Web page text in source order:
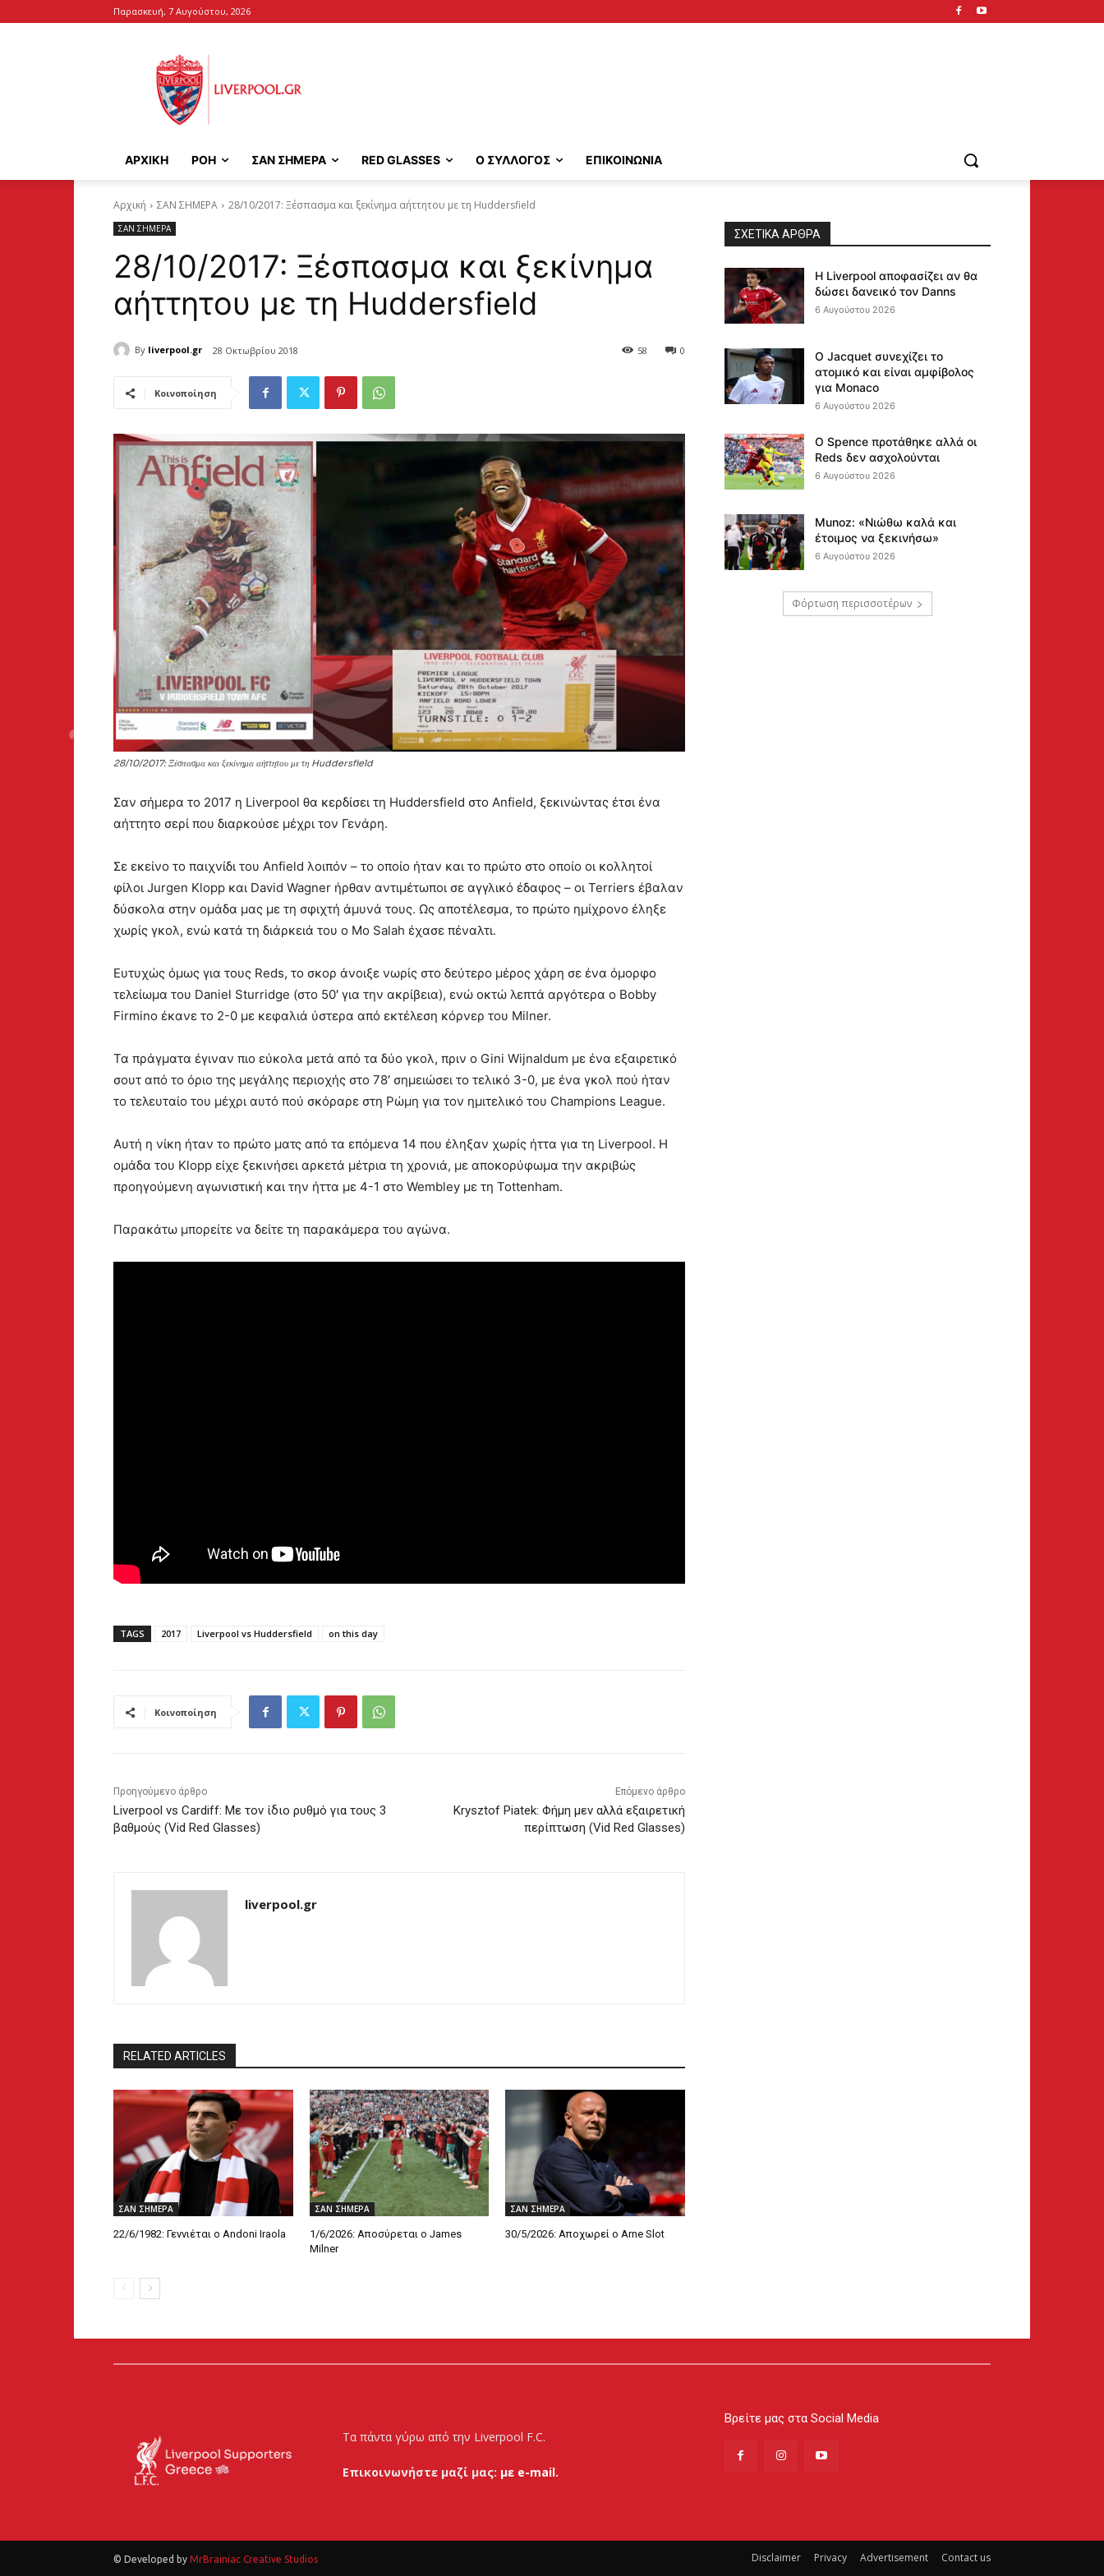
Παρασκευή, 7 Αυγούστου, 2026
ΑΡΧΙΚΉ ΡΟΗ ΣΑΝ ΣΗΜΕΡΑ RED GLASSES Ο ΣΥΛΛΟΓΟΣ ΕΠΙΚΟΙΝΩΝΙΑ
Αρχική ΣΑΝ ΣΗΜΕΡΑ 28/10/2017: Ξέσπασμα και ξεκίνημα αήττητου με τη Huddersfield
ΣΑΝ ΣΗΜΕΡΑ
28/10/2017: Ξέσπασμα και ξεκίνημα
αήττητου με τη Huddersfield
By liverpool.gr 28 Οκτωβρίου 2018 0
58
Κοινοποίηση
28/10/2017: Ξέσπασμα και ξεκίνημα αήττητου με τη Huddersfield
Σαν σήμερα το 2017 η Liverpool θα κερδίσει τη Huddersfield στο Anfield, ξεκινώντας έτσι ένα
αήττητο σερί που διαρκούσε μέχρι τον Γενάρη.
Σε εκείνο το παιχνίδι του Anfield λοιπόν – το οποίο ήταν και το πρώτο στο οποίο οι κολλητοί
φίλοι Jurgen Klopp και David Wagner ήρθαν αντιμέτωποι σε αγγλικό έδαφος – οι Terriers έβαλαν
δύσκολα στην ομάδα μας με τη σφιχτή άμυνά τους. Ως αποτέλεσμα, το πρώτο ημίχρονο έληξε
χωρίς γκολ, ενώ κατά τη διάρκειά του ο Mo Salah έχασε πέναλτι.
Ευτυχώς όμως για τους Reds, το σκορ άνοιξε νωρίς στο δεύτερο μέρος χάρη σε ένα όμορφο
τελείωμα του Daniel Sturridge (στο 50′ για την ακρίβεια), ενώ οκτώ λεπτά αργότερα ο Bobby
Firmino έκανε το 2-0 με κεφαλιά ύστερα από εκτέλεση κόρνερ του Milner.
Τα πράγματα έγιναν πιο εύκολα μετά από τα δύο γκολ, πριν ο Gini Wijnaldum με ένα εξαιρετικό
σουτ από το όριο της μεγάλης περιοχής στο 78′ σημειώσει το τελικό 3-0, με ένα γκολ πού ήταν
το τελευταίο του μέχρι αυτό πού σκόραρε στη Ρώμη για τον ημιτελικό του Champions League.
Αυτή η νίκη ήταν το πρώτο ματς από τα επόμενα 14 που έληξαν χωρίς ήττα για τη Liverpool. Η
ομάδα του Klopp είχε ξεκινήσει αρκετά μέτρια τη χρονιά, με αποκορύφωμα την ακριβώς
προηγούμενη αγωνιστική και την ήττα με 4-1 στο Wembley με τη Tottenham.
Παρακάτω μπορείτε να δείτε τη παρακάμερα του αγώνα.
TAGS 2017 Liverpool vs Huddersfield on this day
Κοινοποίηση
Προηγούμενο άρθρο
Liverpool vs Cardiff: Με τον ίδιο ρυθμό για τους 3
βαθμούς (Vid Red Glasses)
Επόμενο άρθρο
Krysztof Piatek: Φήμη μεν αλλά εξαιρετική
περίπτωση (Vid Red Glasses)
liverpool.gr
RELATED ARTICLES
ΣΑΝ ΣΗΜΕΡΑ
22/6/1982: Γεννιέται ο Andoni Iraola
ΣΑΝ ΣΗΜΕΡΑ
1/6/2026: Αποσύρεται ο James
Milner
ΣΑΝ ΣΗΜΕΡΑ
30/5/2026: Αποχωρεί ο Arne Slot
ΣΧΕΤΙΚΆ ΆΡΘΡΑ
Η Liverpool αποφασίζει αν θα
δώσει δανεικό τον Danns
6 Αυγούστου 2026
Ο Jacquet συνεχίζει το
ατομικό και είναι αμφίβολος
για Monaco
6 Αυγούστου 2026
Ο Spence προτάθηκε αλλά οι
Reds δεν ασχολούνται
6 Αυγούστου 2026
Munoz: «Νιώθω καλά και
έτοιμος να ξεκινήσω»
6 Αυγούστου 2026
Φόρτωση περισσοτέρων
Τα πάντα γύρω από την Liverpool F.C.
Επικοινωνήστε μαζί μας: με e-mail.
Βρείτε μας στα Social Media
© Developed by MrBrainiac Creative Studios Disclaimer Privacy Advertisement Contact us